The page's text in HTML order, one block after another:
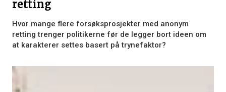
retting
Hvor mange flere forsøksprosjekter med anonym
retting trenger politikerne før de legger bort ideen om
at karakterer settes basert på trynefaktor?